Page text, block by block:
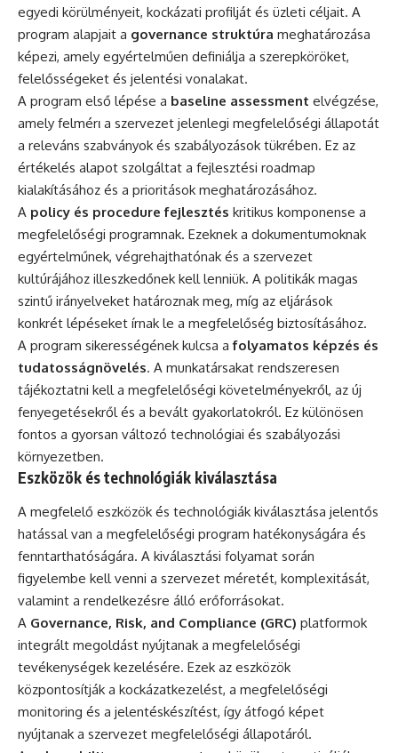
egyedi körülményeit, kockázati profilját és üzleti céljait. A
program alapjait a governance struktúra meghatározása
képezi, amely egyértelműen definiálja a szerepköröket,
felelősségeket és jelentési vonalakat.
A program első lépése a baseline assessment elvégzése,
amely felmérι a szervezet jelenlegi megfelelőségi állapotát
a releváns szabványok és szabályozások tükrében. Ez az
értékelés alapot szolgáltat a fejlesztési roadmap
kialakításához és a prioritások meghatározásához.
A policy és procedure fejlesztés kritikus komponense a
megfelelőségi programnak. Ezeknek a dokumentumoknak
egyértelműnek, végrehajthatónak és a szervezet
kultúrájához illeszkedőnek kell lenniük. A politikák magas
szintű irányelveket határoznak meg, míg az eljárások
konkrét lépéseket írnak le a megfelelőség biztosításához.
A program sikerességének kulcsa afolyamatos képzés és
tudatosságnövelés. A munkatársakat rendszeresen
tájékoztatni kell a megfelelőségi követelményekről, az új
fenyegetésekről és a bevált gyakorlatokról. Ez különösen
fontos a gyorsan változó technológiai és szabályozási
környezetben.
Eszközök és technológiák kiválasztása
A megfelelő eszközök és technológiák kiválasztása jelentős
hatással van a megfelelőségi program hatékonyságára és
fenntarthatóságára. A kiválasztási folyamat során
figyelembe kell venni a szervezet méretét, komplexitását,
valamint a rendelkezésre álló erőforrásokat.
A Governance, Risk, and Compliance (GRC) platformok
integrált megoldást nyújtanak a megfelelőségi
tevékenységek kezelésére. Ezek az eszközök
központosítják a kockázatkezelést, a megfelelőségi
monitoring és a jelentéskészítést, így átfogó képet
nyújtanak a szervezet megfelelőségi állapotáról.